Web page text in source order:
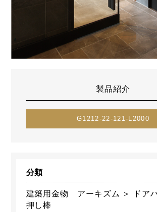
製品紹介
G1212-22-121-L2000
分類
建築用金物 アーキズム ＞ ドア
押し棒